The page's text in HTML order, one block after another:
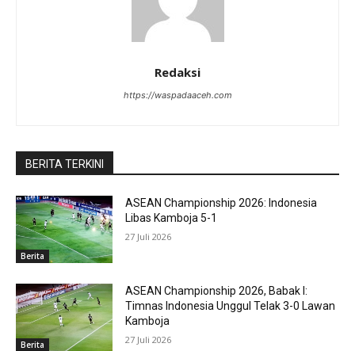
Redaksi
https://waspadaaceh.com
BERITA TERKINI
Berita
ASEAN Championship 2026: Indonesia
Libas Kamboja 5-1
27 Juli 2026
Berita
ASEAN Championship 2026, Babak I:
Timnas Indonesia Unggul Telak 3-0 Lawan
Kamboja
27 Juli 2026